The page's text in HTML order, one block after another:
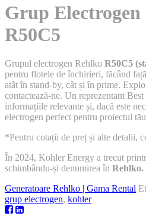
Grup Electrogen
R50C5
Grupul electrogen Rehlko R50C5
pentru flotele de închirieri, făcând
atât în stand-by, cât și în prime.
contactează-ne. Un reprezentant
informațiile relevante și, dacă este
electrogen perfect pentru proiectul
*Pentru cotații de preț și alte detalii,
În 2024, Kohler Energy a trecut
schimbându-și denumirea în Rehlko.
Generatoare Rehlko | Gama Rental
grup electrogen, kohler